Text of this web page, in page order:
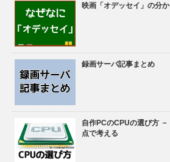
映画「オデッセイ」の分
録画サーバ記事まとめ
自作PCのCPUの選び方
点で考える